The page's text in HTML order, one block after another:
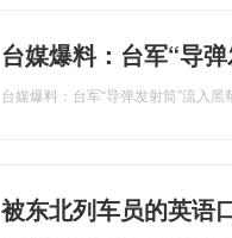
台媒爆料：台军“导
台媒爆料：台军“导弹发射筒”流入黑
被东北列车员的英语